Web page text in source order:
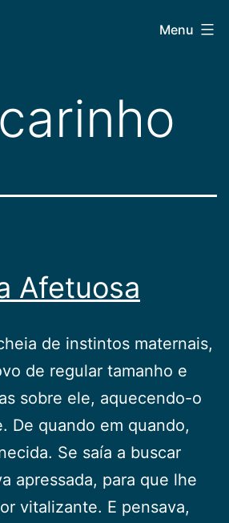
Menu
carinho
Afetuosa
de instintos maternais,
de regular tamanho e
sobre ele, aquecendo-o
De quando em quando,
Se saía a buscar
apressada, para que lhe
vitalizante. E pensava,